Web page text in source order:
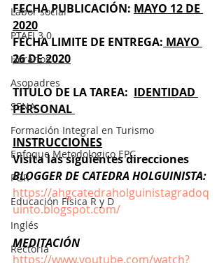
Labor social
PTAFI 3.0
Horarios
Asopadres
SENA
Formación Integral en Turismo
Enfoque Metodologico EPC
PGR
Educación Física R y D
Inglés
Rectoría
FECHA PUBLICACIÓN: MAYO 12 DE
2020
FECHA LIMITE DE ENTREGA: MAYO
26 DE 2020
TITULO DE LA TAREA: IDENTIDAD
PERSONAL
INSTRUCCIONES
Visita las siguientes direcciones
BLOGGER DE CATEDRA HOLGUINISTA:
https://ahgcatedraholguinistagradoq
uinto.blogspot.com/
MEDITACIÓN
https://www.youtube.com/watch?